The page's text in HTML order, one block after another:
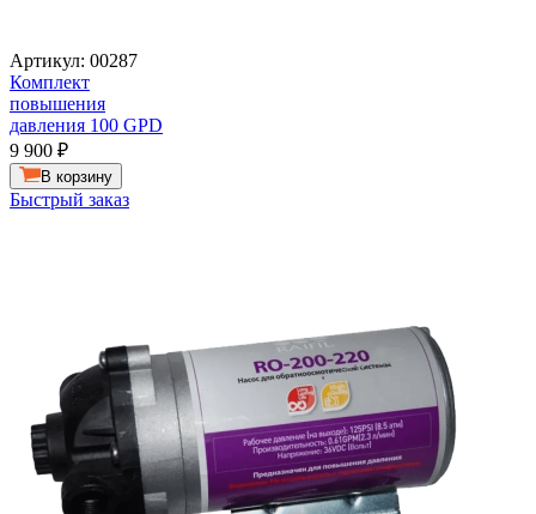
Артикул: 00287
Комплект
повышения
давления 100 GPD
9 900 ₽
В корзину
Быстрый заказ